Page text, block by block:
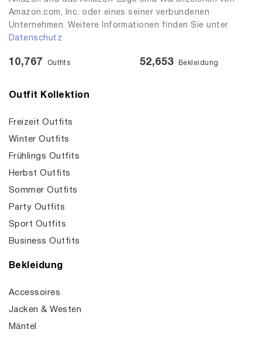
Amazon.com, Inc. oder eines seiner verbundenen
Unternehmen. Weitere Informationen finden Sie unter
Datenschutz
10,767 Outfits 52,653 Bekleidung
Outfit Kollektion
Freizeit Outfits
Winter Outfits
Frühlings Outfits
Herbst Outfits
Sommer Outfits
Party Outfits
Sport Outfits
Business Outfits
Bekleidung
Accessoires
Jacken & Westen
Mäntel